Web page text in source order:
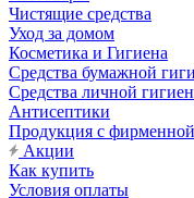
Чистящие средства
Уход за домом
Косметика и Гигиена
Средства бумажной
Средства личной
Антисептики
Продукция с
Акции
Как купить
Условия оплаты